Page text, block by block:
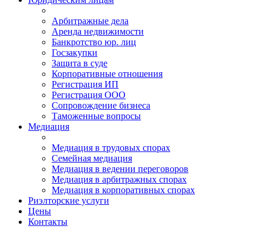
Арбитражные дела
Аренда недвижимости
Банкротство юр. лиц
Госзакупки
Защита в суде
Корпоративные отношения
Регистрация ИП
Регистрация ООО
Сопровождение бизнеса
Таможенные вопросы
Медиация
Медиация в трудовых спорах
Семейная медиация
Медиация в ведении переговоров
Медиация в арбитражных спорах
Медиация в корпоративных спорах
Риэлторские услуги
Цены
Контакты